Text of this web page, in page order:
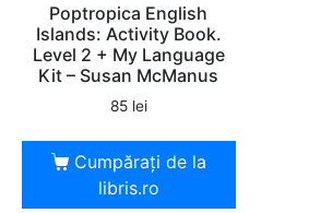
Poptropica English
Islands: Activity Book.
Level 2 + My Language
Kit – Susan McManus
85 lei
Cumpărați de la
libris.ro